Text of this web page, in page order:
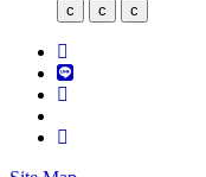
c c c